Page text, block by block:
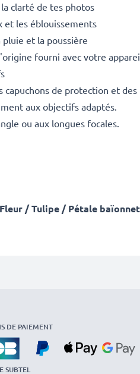
clarté de tes photos
et les éblouissements
et la poussière
fourni avec votre
capuchons de protection et
aux objectifs adaptés.
ou aux longues focales.
/ Tulipe / Pétale
DE PAIEMENT
SUBTEL